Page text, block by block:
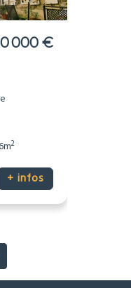
000 €